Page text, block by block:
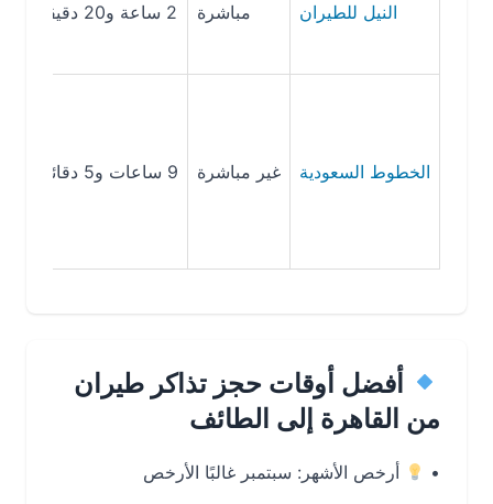
النيل للطيران مباشرة 2 ساعة و20 دقيقة 793 ريال سعودي
الخطوط السعودية غير مباشرة 9 ساعات و5 دقائق 603 ريال سعودي
أفضل أوقات حجز تذاكر طيران
من القاهرة إلى الطائف
أرخص الأشهر:سبتمبر غالبًا الأرخص